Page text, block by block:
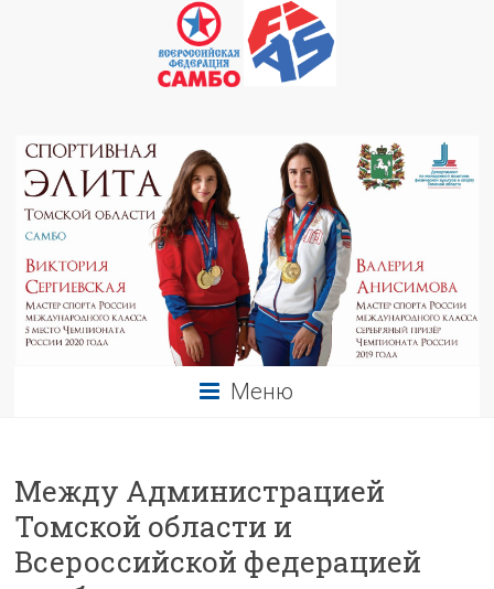
Меню
Между Администрацией
Томской области и
Всероссийской федерацией